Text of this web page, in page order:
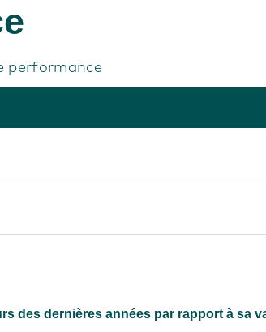
performance
des dernières années par rapport à sa